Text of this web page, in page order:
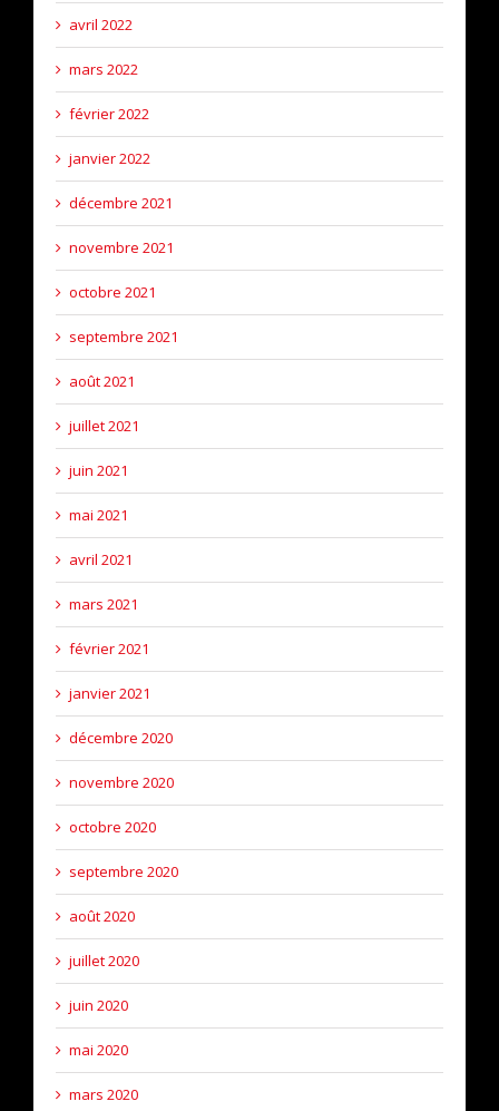
avril 2022
mars 2022
février 2022
janvier 2022
décembre 2021
novembre 2021
octobre 2021
septembre 2021
août 2021
juillet 2021
juin 2021
mai 2021
avril 2021
mars 2021
février 2021
janvier 2021
décembre 2020
novembre 2020
octobre 2020
septembre 2020
août 2020
juillet 2020
juin 2020
mai 2020
mars 2020